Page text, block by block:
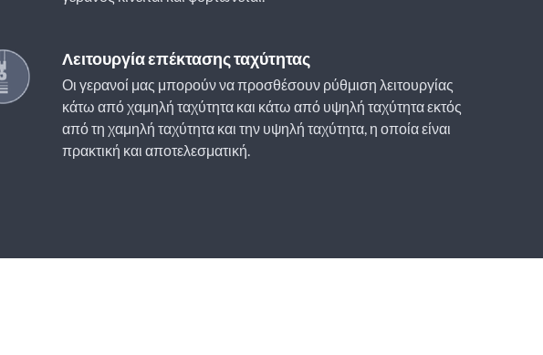
Λειτουργία επέκτασης ταχύτητας
Οι γερανοί μας μπορούν να προσθέσουν ρύθμιση λειτουργίας
κάτω από χαμηλή ταχύτητα και κάτω από υψηλή ταχύτητα εκτός
από τη χαμηλή ταχύτητα και την υψηλή ταχύτητα, η οποία είναι
πρακτική και αποτελεσματική.